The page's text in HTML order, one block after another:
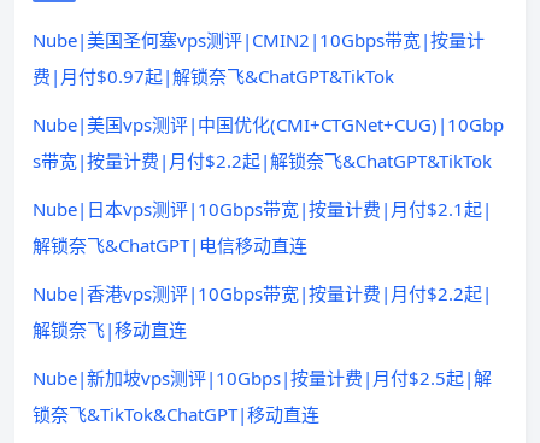
Nube|美国圣何塞vps测评|CMIN2|10Gbps带宽|按量计
费|月付$0.97起|解锁奈飞&ChatGPT&TikTok
Nube|美国vps测评|中国优化(CMI+CTGNet+CUG)|10Gbp
s带宽|按量计费|月付$2.2起|解锁奈飞&ChatGPT&TikTok
Nube|日本vps测评|10Gbps带宽|按量计费|月付$2.1起|
解锁奈飞&ChatGPT|电信移动直连
Nube|香港vps测评|10Gbps带宽|按量计费|月付$2.2起|
解锁奈飞|移动直连
Nube|新加坡vps测评|10Gbps|按量计费|月付$2.5起|解
锁奈飞&TikTok&ChatGPT|移动直连